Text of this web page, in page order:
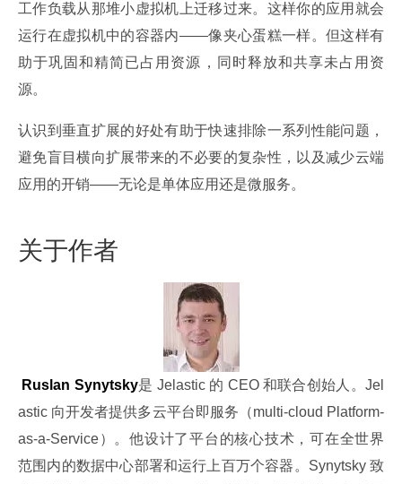
工作负载从那堆小虚拟机上迁移过来。这样你的应用就会
运行在虚拟机中的容器内——像夹心蛋糕一样。但这样有
助于巩固和精简已占用资源，同时释放和共享未占用资
源。
认识到垂直扩展的好处有助于快速排除一系列性能问题，
避免盲目横向扩展带来的不必要的复杂性，以及减少云端
应用的开销——无论是单体应用还是微服务。
关于作者
Ruslan Synytsky是 Jelastic 的 CEO 和联合创始人。Jel
astic 向开发者提供多云平台即服务（multi-cloud Platform-
as-a-Service）。他设计了平台的核心技术，可在全世界
范围内的数据中心部署和运行上百万个容器。Synytsky 致